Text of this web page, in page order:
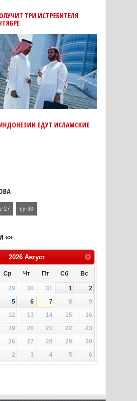
ТРИ ИСТРЕБИТЕЛЯ
ЕДУТ ИСЛАМСКИЕ
27 су-30
«»
2026 Август
Ср Чт Пт Сб Вс
29 30 31 1
2
5 6 7 8
9
12 13 14 15
16
19 20 21 22
23
26 27 28 29
30
2 3 4 5 6